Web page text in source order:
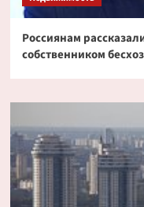
Россиянам
собственником